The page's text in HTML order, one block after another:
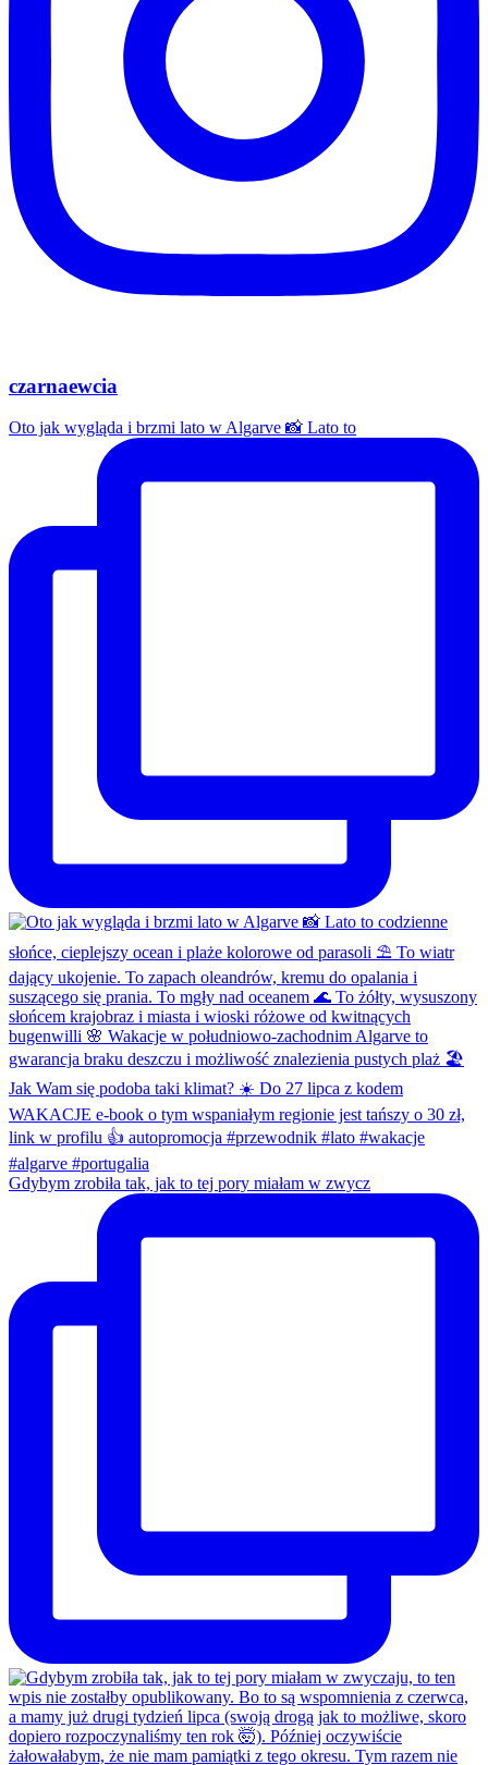
czarnaewcia
Oto jak wygląda i brzmi lato w Algarve 📸 Lato to
Gdybym zrobiła tak, jak to tej pory miałam w zwycz